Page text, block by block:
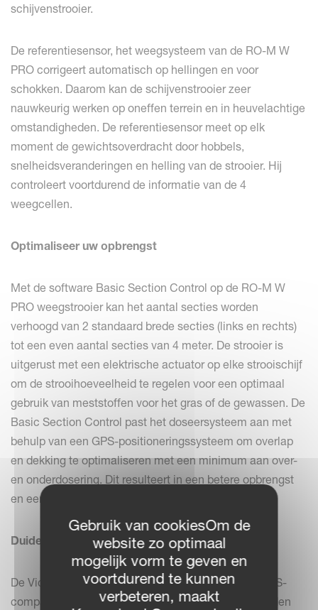
schijvenstrooier.
De referentiesensor, het weegsysteem van de RO-M W
PRO corrigeert automatisch op hellingen en voor
schokken. Daarom kan de schijvenstrooier zeer
nauwkeurig werken op oneffen terrein en in heuvelachtige
omstandigheden. De referentiesensor meet op elk
moment de gewichtsoverdracht door hobbels,
snelheidsveranderingen en helling van de strooier. Hij
controleert voortdurend de informatie van de 4
weegcellen.
Optimaliseer uw opbrengst
Met de software Basic Section Control op de RO-M W
PRO weegstrooier kan het aantal secties worden
verhoogd van 2 standaard brede secties (links en rechts)
tot een even aantal secties van 4 meter. De strooier is
uitgerust met een elektrische actuator op elke strooischijf
om de strooihoeveelheid te regelen voor een optimaal
gebruik van meststoffen voor het gras of de gewassen. De
Basic Section Control past het doseersysteem aan met
behulp van een GPS-positioneringssysteem om overlap
en dekking te optimaliseren met een minimum aan over-
en onderdosering. Dit resulteert in een betere opbrengst
en een verlaging van de kosten.
Duidelijke voordelen
De Vicon RO-M W PRO is standaard volledig ISOBUS-
compatibel, wat betekent dat hij eenvoudig kan worden
Gebruik van cookiesOm de
website zo optimaal
mogelijk vorm te geven en
voortdurend te kunnen
verbeteren, maakt